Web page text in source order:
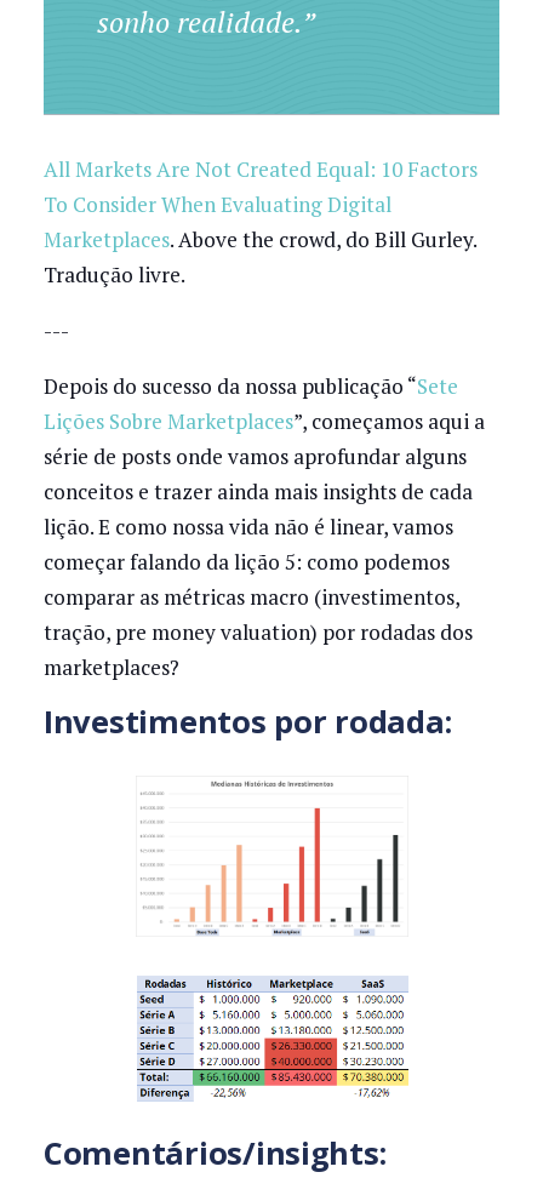
sonho realidade.”
All Markets Are Not Created Equal: 10 Factors
To Consider When Evaluating Digital
Marketplaces. Above the crowd, do Bill Gurley.
Tradução livre.
---
Depois do sucesso da nossa publicação “Sete
Lições Sobre Marketplaces”, começamos aqui a
série de posts onde vamos aprofundar alguns
conceitos e trazer ainda mais insights de cada
lição. E como nossa vida não é linear, vamos
começar falando da lição 5: como podemos
comparar as métricas macro (investimentos,
tração, pre money valuation) por rodadas dos
marketplaces?
Investimentos por rodada:
Comentários/insights: